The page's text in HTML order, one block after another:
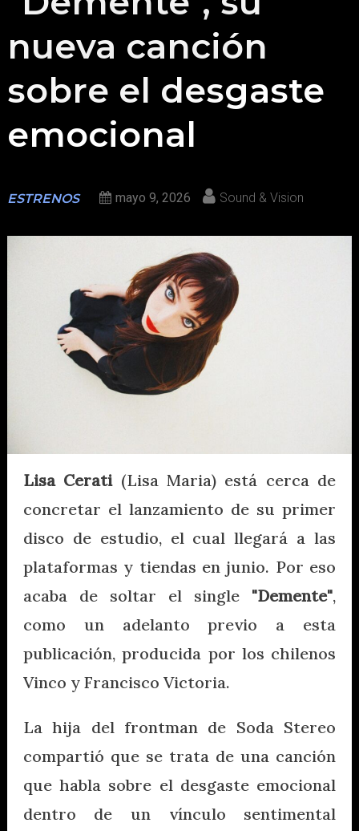
nueva canción
sobre el desgaste
emocional
ESTRENOS mayo 9, 2026 Sound & Vision
Lisa Cerati(Lisa Maria) está cerca de
concretar el lanzamiento de su primer
disco de estudio, el cual llegará a las
plataformas y tiendas en junio. Por eso
acaba de soltar el single "Demente",
como un adelanto previo a esta
publicación, producida por los chilenos
Vinco y Francisco Victoria.
La hija del frontman de Soda Stereo
compartió que se trata de una canción
que habla sobre el desgaste emocional
dentro de un vínculo sentimental